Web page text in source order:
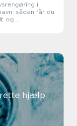
i
sådan får du
og